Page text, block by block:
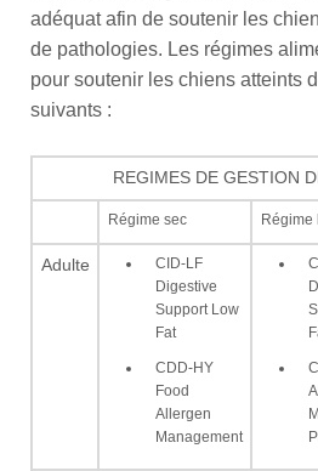
adéquat afin de soutenir les
de pathologies. Les régimes
pour soutenir les chiens atteints
suivants :
REGIMES DE GESTION
Régime sec Régime
Adulte
CID-LF
Digestive
Support Low
Fat
CDD-HY
Food
Allergen
Management